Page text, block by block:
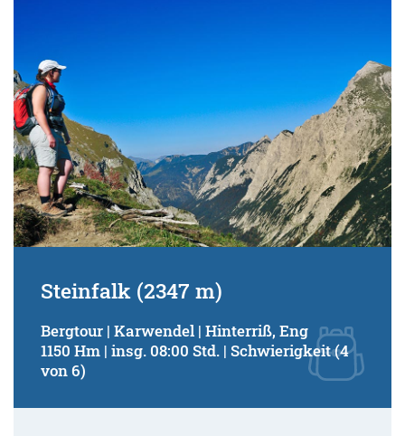
Steinfalk (2347 m)
Bergtour | Karwendel | Hinterriß, Eng
1150 Hm | insg. 08:00 Std. | Schwierigkeit (4
von 6)